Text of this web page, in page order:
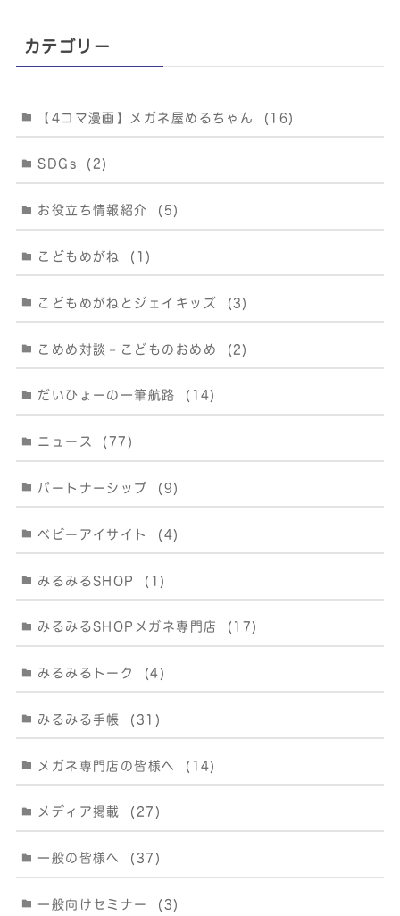
カテゴリー
【4コマ漫画】メガネ屋めるちゃん (16)
SDGs (2)
お役立ち情報紹介 (5)
こどもめがね (1)
こどもめがねとジェイキッズ (3)
こめめ対談－こどものおめめ (2)
だいひょーの一筆航路 (14)
ニュース (77)
パートナーシップ (9)
ベビーアイサイト (4)
みるみるSHOP (1)
みるみるSHOPメガネ専門店 (17)
みるみるトーク (4)
みるみる手帳 (31)
メガネ専門店の皆様へ (14)
メディア掲載 (27)
一般の皆様へ (37)
一般向けセミナー (3)